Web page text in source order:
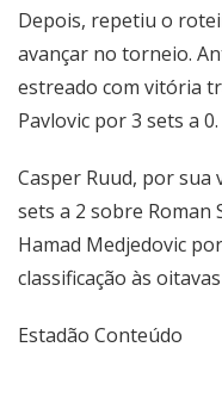
Depois, repetiu o
avançar no torneio.
estreado com vitória
Pavlovic por 3 sets a 0.
Casper Ruud, por
sets a 2 sobre Roman
Hamad Medjedovic
classificação às
Estadão Conteúdo